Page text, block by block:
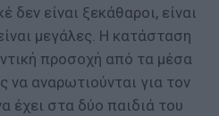
δεν είναι ξεκάθαροι, είναι
μεγάλες. Η κατάσταση
προσοχή από τα μέσα
να αναρωτιούνται για τον
έχει στα δύο παιδιά του